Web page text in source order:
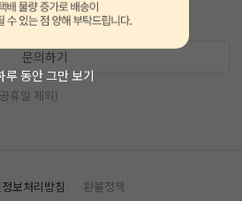
루 동안 그만 보기
문의하기
휴일 제외)
보처리방침
환불정책